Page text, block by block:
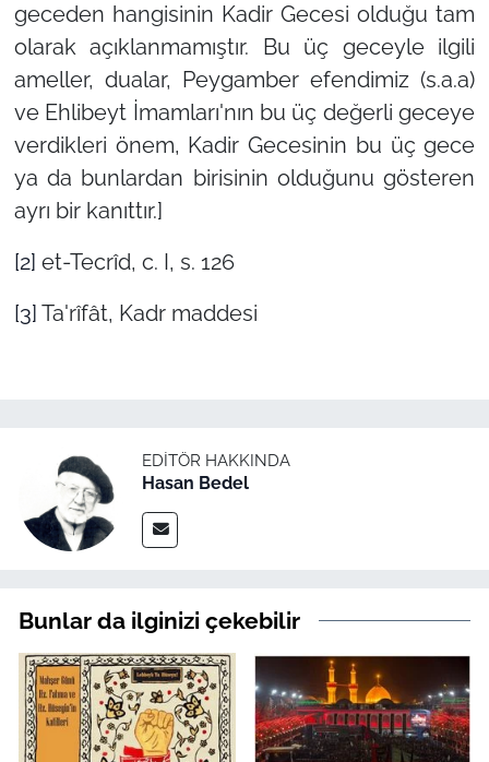
geceden hangisinin Kadir Gecesi olduğu tam
olarak açıklanmamıştır. Bu üç geceyle ilgili
ameller, dualar, Peygamber efendimiz (s.a.a)
ve Ehlibeyt İmamları'nın bu üç değerli geceye
verdikleri önem, Kadir Gecesinin bu üç gece
ya da bunlardan birisinin olduğunu gösteren
ayrı bir kanıttır.]
[2] et-Tecrîd, c. I, s. 126
[3] Ta'rîfât, Kadr maddesi
EDITÖR HAKKINDA
Hasan Bedel
Bunlar da ilginizi çekebilir